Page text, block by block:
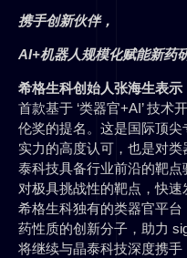
携手创新伙伴，
AI+机器人规模化赋能新药
希格生科创始人张海生表示
首款基于 ‘类器官+AI’ 技术
伦奖的提名。这是国际顶
实力的高度认可，也是对
泰科技具备行业前沿的靶
对极具挑战性的靶点，快
希格生科独有的类器官平
药性质的创新分子，助力
将继续与晶泰科技深度携